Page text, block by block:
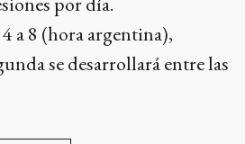
a 8 (hora argentina),
se desarrollará entre las